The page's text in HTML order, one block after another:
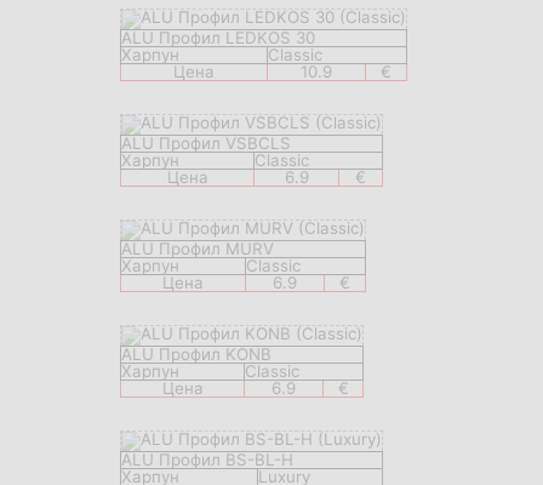
ALU Профил LEDKOS 30
Харпун
Classic
Цена
10.9 €
ALU Профил VSBCLS
Харпун
Classic
Цена
6.9 €
ALU Профил MURV
Харпун
Classic
Цена
6.9 €
ALU Профил KONB
Харпун
Classic
Цена
6.9 €
ALU Профил BS-BL-H
Харпун
Luxury